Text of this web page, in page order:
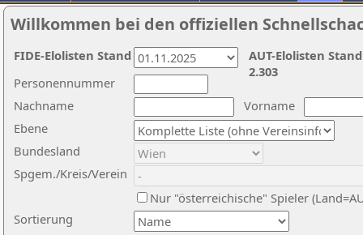
Willkommen bei den offiziellen
Nachname
Vorname
Ebene
Sortierung
Personennummer
Bundesland
Spgem./Kreis/Verein
Nur "österreichische" Spieler
AUT-Elolisten
2.303
FIDE-Elolisten Stand